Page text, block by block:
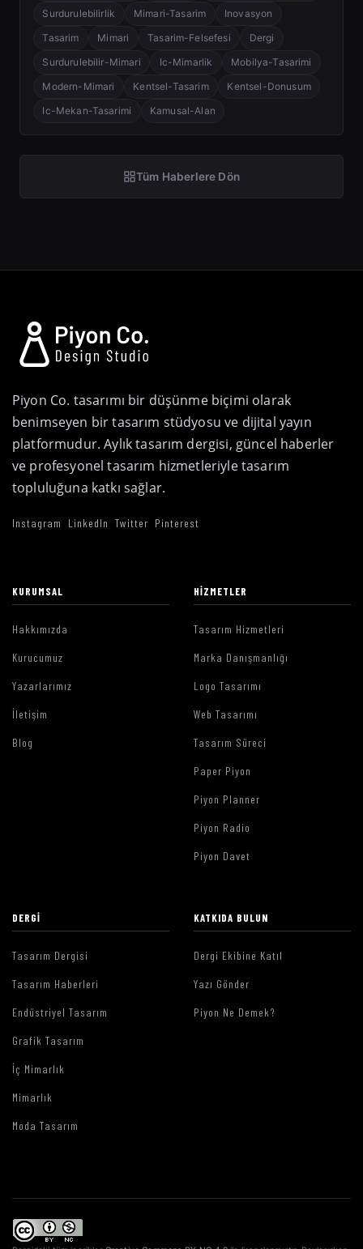
Surdurulebilirlik
Mimari-Tasarim
Inovasyon
Tasarim
Mimari Tasarim-Felsefesi
Dergi
Surdurulebilir-Mimari
Ic-Mimarlik
Mobilya-Tasarimi
Modern-Mimari
Kentsel-Tasarim
Kentsel-Donusum
Ic-Mekan-Tasarimi
Kamusal-Alan
Tüm Haberlere Dön
Piyon Co. tasarımı bir düşünme biçimi olarak
benimseyen bir tasarım stüdyosu ve dijital yayın
platformudur. Aylık tasarım dergisi, güncel haberler
ve profesyonel tasarım hizmetleriyle tasarım
topluluğuna katkı sağlar.
Instagram LinkedIn Twitter Pinterest
KURUMSAL
Hakkımızda
Kurucumuz
Yazarlarımız
İletişim
Blog
HIZMETLER
Tasarım Hizmetleri
Marka Danışmanlığı
Logo Tasarımı
Web Tasarımı
Tasarım Süreci
Paper Piyon
Piyon Planner
Piyon Radio
Piyon Davet
DERGI
Tasarım Dergisi
Tasarım Haberleri
Endüstriyel Tasarım
Grafik Tasarım
İç Mimarlık
Mimarlık
Moda Tasarım
KATKIDA BULUN
Dergi Ekibine Katıl
Yazı Gönder
Piyon Ne Demek?